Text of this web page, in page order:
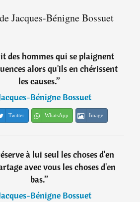
Jacques-Bénigne Bossuet
des hommes qui se plaignent
alors qu'ils en chérissent
les causes.”
Bénigne Bossuet
Twitter WhatsApp Image
à lui seul les choses d'en
avec vous les choses d'en
bas.”
Bénigne Bossuet